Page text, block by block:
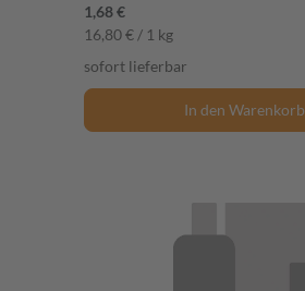
1,68 €
16,80 € / 1 kg
sofort lieferbar
In den Warenkorb